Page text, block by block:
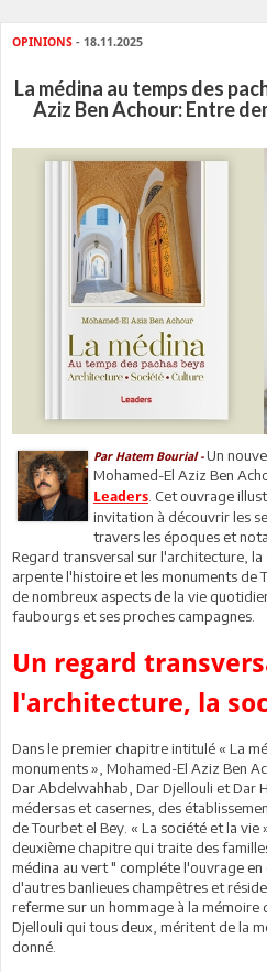
OPINIONS - 18.11.2025
La médina au temps des
Aziz Ben Achour: Entre
Par Hatem Bourial -Un
Mohamed-El Aziz Ben
Leaders. Cet ouvrage
invitation à découvrir les
travers les époques et
Regard transversal sur l'architecture,
arpente l'histoire et les monuments de
de nombreux aspects de la vie
faubourgs et ses proches campagnes.
Un regard
l'architecture, la
Dans le premier chapitre intitulé « La
monuments », Mohamed-El Aziz Ben
Dar Abdelwahhab, Dar Djellouli et Dar
médersas et casernes, des
de Tourbet el Bey. « La société et la
deuxième chapitre qui traite des
médina au vert " compléte l'ouvrage en
d'autres banlieues champêtres et
referme sur un hommage à la mémoire
Djellouli qui tous deux, méritent de la
donné.